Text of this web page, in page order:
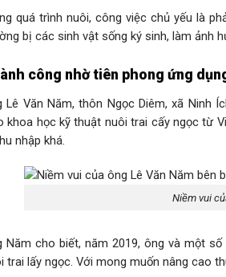
quá trình nuôi, công việc chủ yếu là
bị các sinh vật sống ký sinh, làm ảnh
công nhờ tiên phong ứng
Lê Văn Năm, thôn Ngọc Diêm, xã Ninh
khoa học kỹ thuật nuôi trai cấy ngọc từ
nhập khá.
Niềm vui
Năm cho biết, năm 2019, ông và một
trai lấy ngọc. Với mong muốn nâng cao